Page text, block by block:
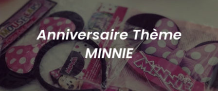
Anniversaire Thème
MINNIE